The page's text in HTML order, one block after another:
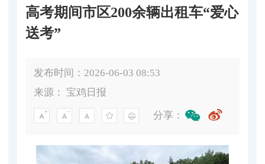
高考期间市区200余辆出租车“爱心
送考”
发布时间：2026-06-03 08:53
来源： 宝鸡日报
分享：